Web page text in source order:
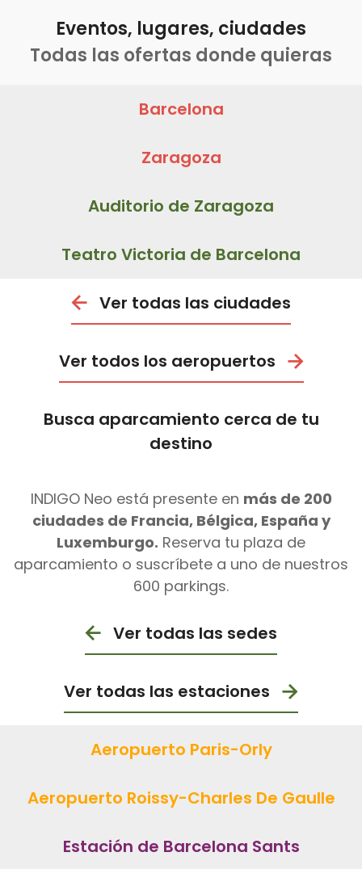
Eventos, lugares, ciudades
Todas las ofertas donde quieras
Barcelona
Zaragoza
Auditorio de Zaragoza
Teatro Victoria de Barcelona
Ver todas las ciudades
Ver todos los aeropuertos
Busca aparcamiento cerca de tu
destino
INDIGO Neo está presente en más de 200
ciudades de Francia, Bélgica, España y
Luxemburgo. Reserva tu plaza de
aparcamiento o suscríbete a uno de nuestros
600 parkings.
Ver todas las sedes
Ver todas las estaciones
Aeropuerto Paris-Orly
Aeropuerto Roissy-Charles De Gaulle
Estación de Barcelona Sants